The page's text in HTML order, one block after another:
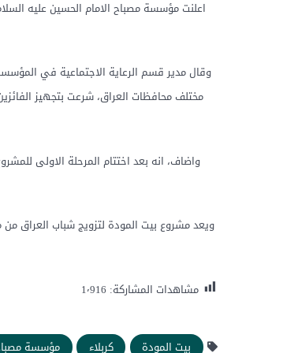
اعلنت مؤسسة مصباح الامام الحسين عليه
مختلف محافظات العراق، شرعت بتجهيز
واضاف، انه بعد اختتام المرحلة الاولى
ويعد مشروع بيت المودة لتزويج شباب العراق
مشاهدات المشاركة: 1٬916
بيت المودة كربلاء مؤسسة